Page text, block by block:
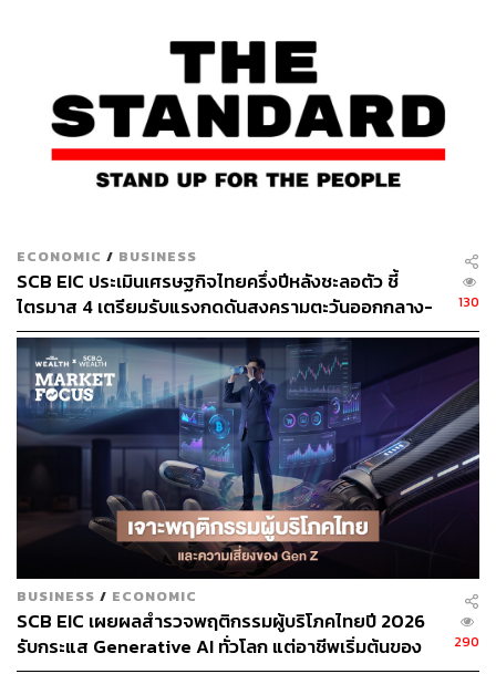
โรงเรียนนานาชาติสิงคโปร์เอกมัย
โรงเรียนนานาชาติสิงคโปร์เชียงใหม่ (SISB ถือหุ้น
50%)
พิสูจน์อักษร: ภาวิกา ขันติศรีสกุล
126
ABOUT THE AUTHOR
SCB WEALTH
ศูนย์ข้อมูลที่ให้คำแนะนำ วิเคราะห์เจาะลึก
ด้านการลงทุนที่ครอบคลุมทุกผลิตภัณฑ์
ทางการเงินทั้งในและต่างประเทศ โดยบริษัท
หลักทรัพย์ ไทยพาณิชย์ จำกัด หรือ SCBS หา
ข้อมูลการลงทุนเพิ่มเติมได้ที่
ECONOMIC / BUSINESS
SCB EIC ประเมินเศรษฐกิจไทยครึ่งปีหลังชะลอตัว ชี้
ไตรมาส 4 เตรียมรับแรงกดดันสงครามตะวันออกกลาง-
กำแพงภาษีสหรัฐฯ ระลอกใหม่
130
BUSINESS / ECONOMIC
SCB EIC เผยผลสำรวจพฤติกรรมผู้บริโภคไทยปี 2026
รับกระแส Generative AI ทั่วโลก แต่อาชีพเริ่มต้นของ
290